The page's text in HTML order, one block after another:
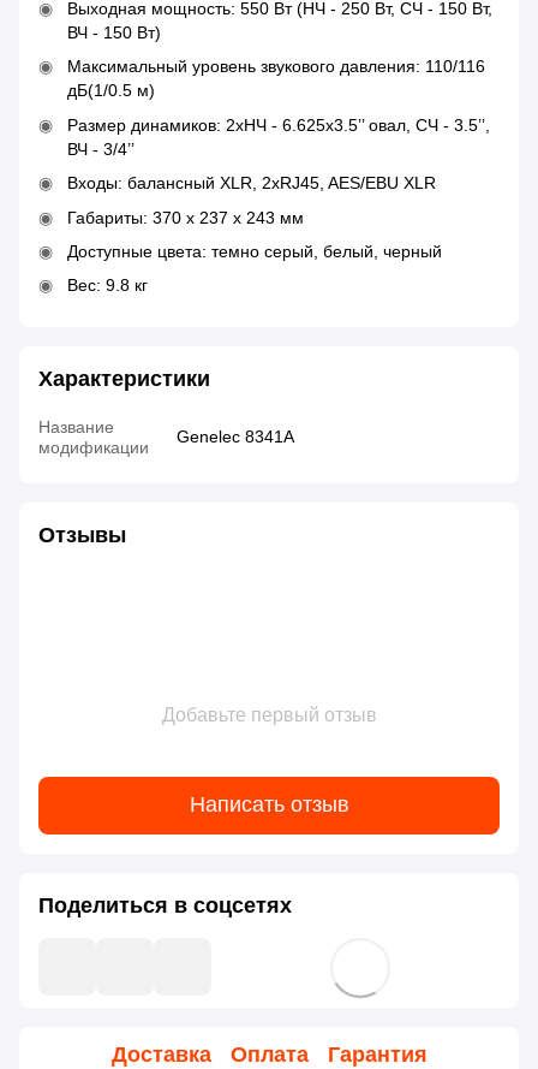
Выходная мощность: 550 Вт (НЧ - 250 Вт, СЧ - 150 Вт,
ВЧ - 150 Вт)
Максимальный уровень звукового давления: 110/116
дБ(1/0.5 м)
Размер динамиков: 2хНЧ - 6.625х3.5’’ овал, СЧ - 3.5’’,
ВЧ - 3/4’’
Входы: балансный XLR, 2xRJ45, AES/EBU XLR
Габариты: 370 x 237 x 243 мм
Доступные цвета: темно серый, белый, черный
Вес: 9.8 кг
Характеристики
Название
модификации
Genelec 8341A
Отзывы
Добавьте первый отзыв
Написать отзыв
Поделиться в соцсетях
Доставка Оплата Гарантия